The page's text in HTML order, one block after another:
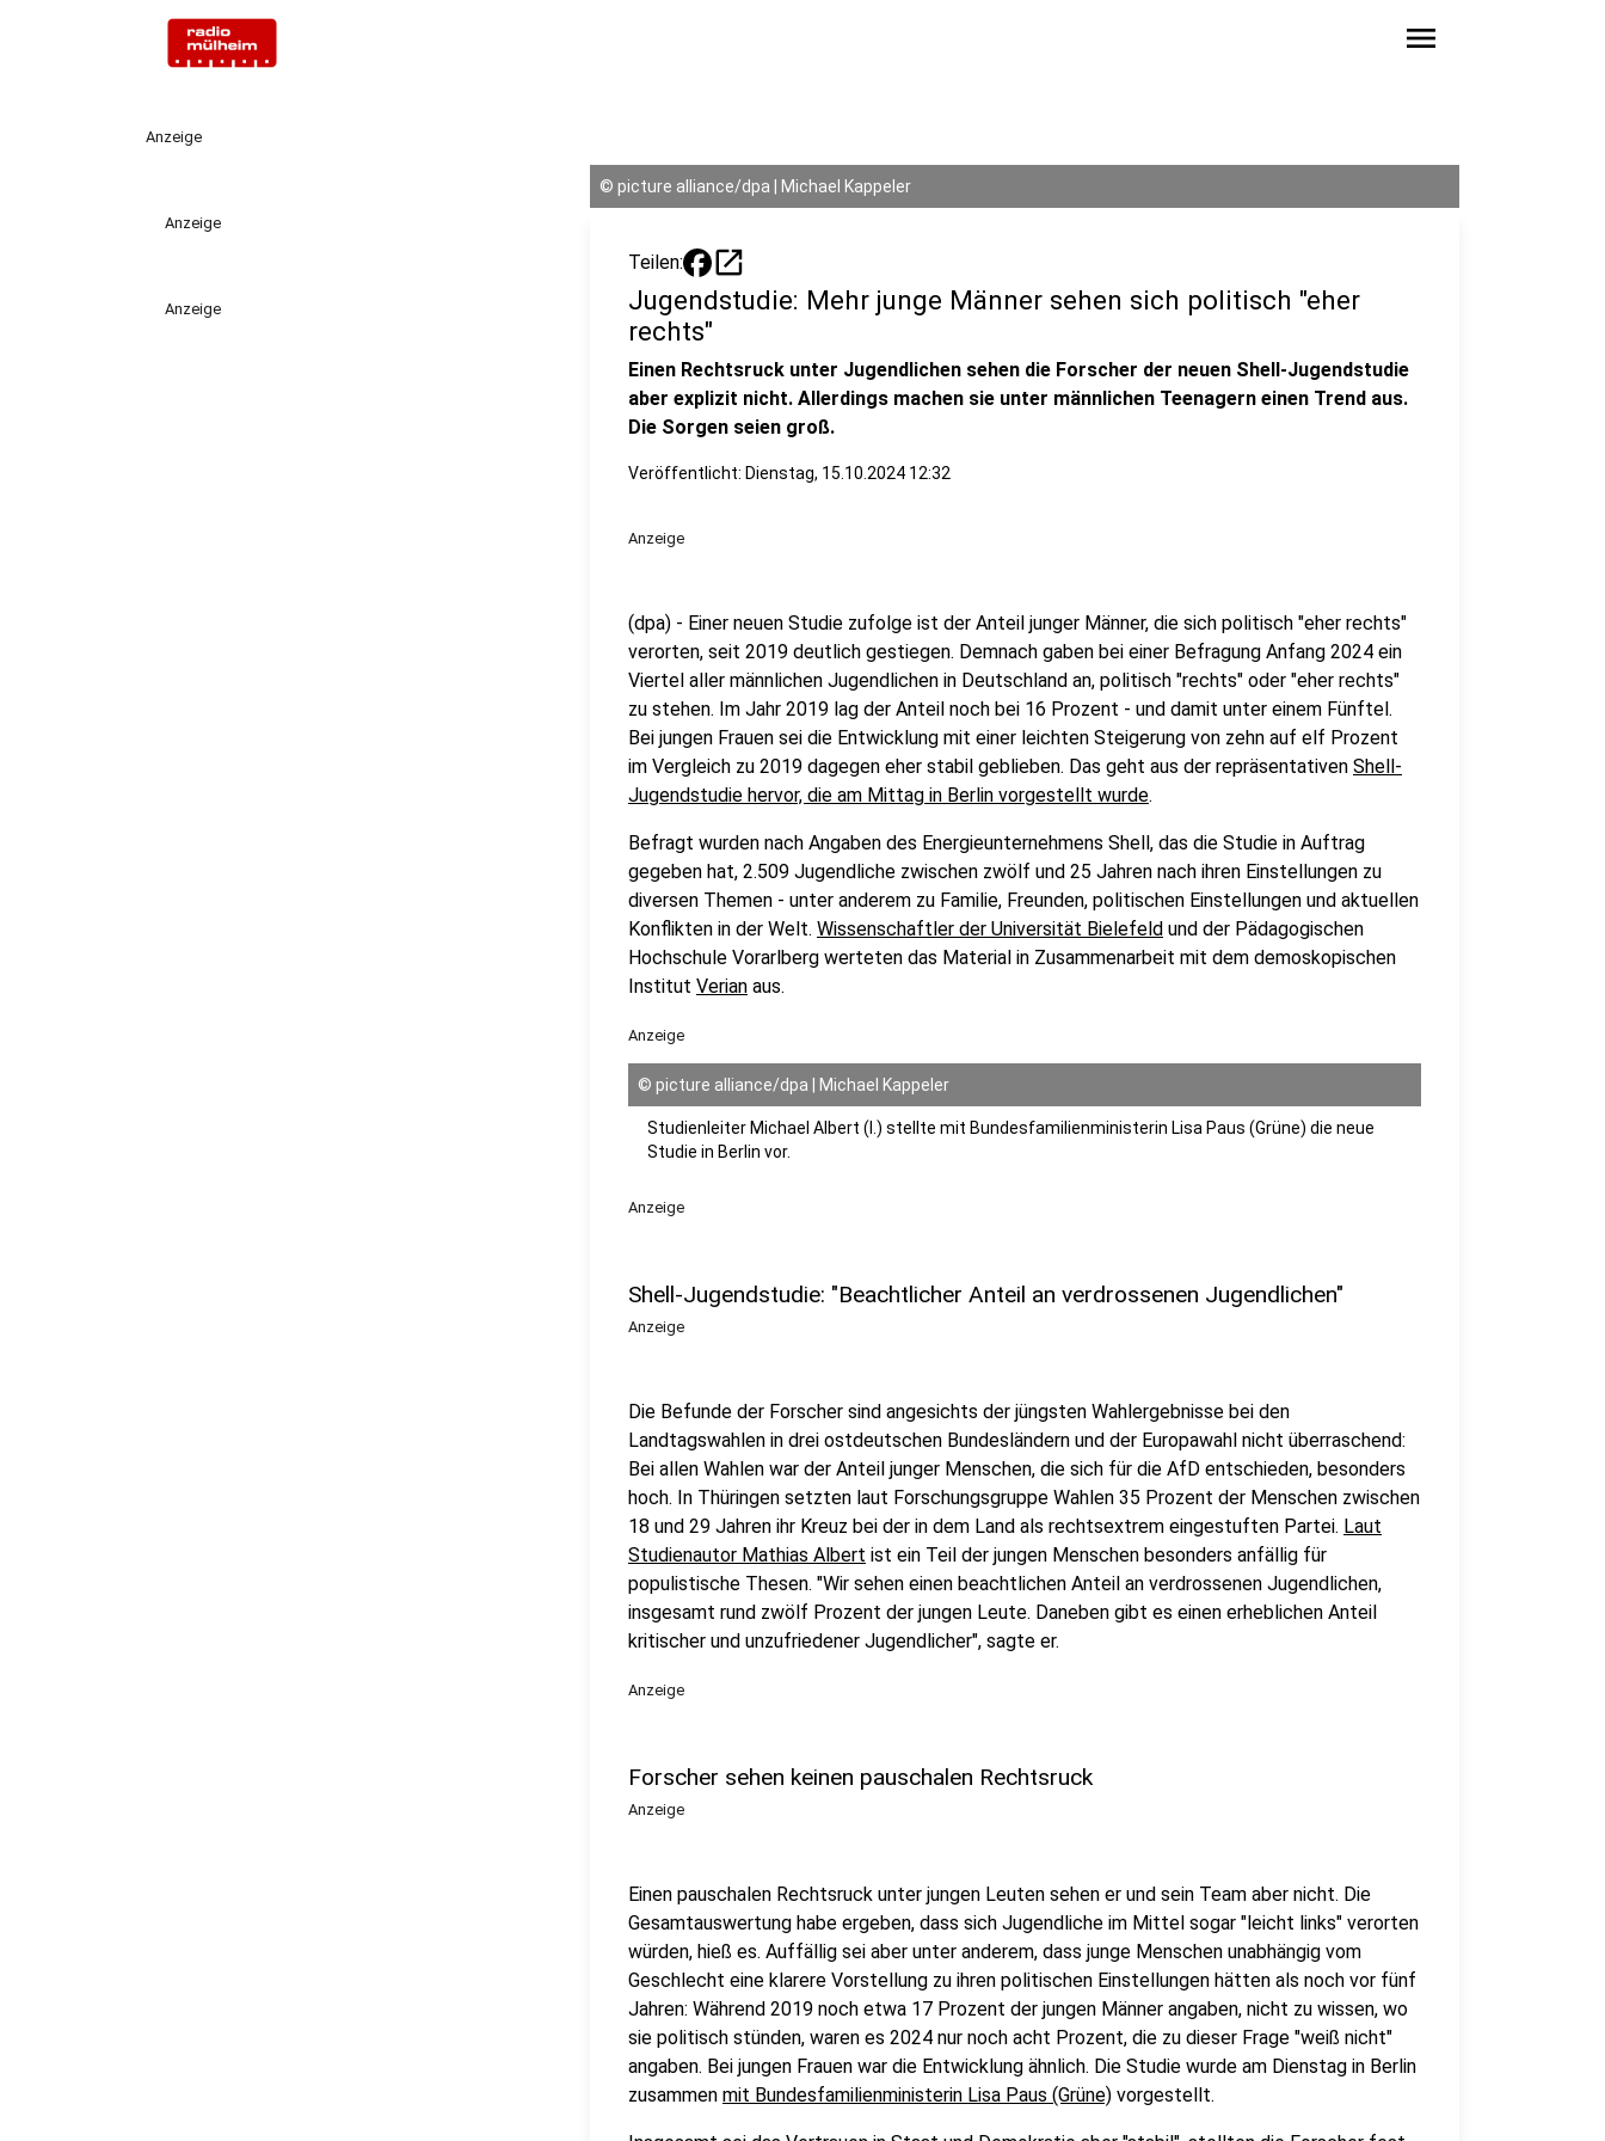
menu
Anzeige
Anzeige
Anzeige
© picture alliance/dpa | Michael Kappeler
Teilen: open_in_new
Jugendstudie: Mehr junge Männer sehen sich politisch "eher
rechts"
Einen Rechtsruck unter Jugendlichen sehen die Forscher der neuen Shell-Jugendstudie
aber explizit nicht. Allerdings machen sie unter männlichen Teenagern einen Trend aus.
Die Sorgen seien groß.
Veröffentlicht: Dienstag, 15.10.2024 12:32
Anzeige
(dpa) - Einer neuen Studie zufolge ist der Anteil junger Männer, die sich politisch "eher rechts"
verorten, seit 2019 deutlich gestiegen. Demnach gaben bei einer Befragung Anfang 2024 ein
Viertel aller männlichen Jugendlichen in Deutschland an, politisch "rechts" oder "eher rechts"
zu stehen. Im Jahr 2019 lag der Anteil noch bei 16 Prozent - und damit unter einem Fünftel.
Bei jungen Frauen sei die Entwicklung mit einer leichten Steigerung von zehn auf elf Prozent
im Vergleich zu 2019 dagegen eher stabil geblieben. Das geht aus der repräsentativen Shell-
Jugendstudie hervor, die am Mittag in Berlin vorgestellt wurde.
Befragt wurden nach Angaben des Energieunternehmens Shell, das die Studie in Auftrag
gegeben hat, 2.509 Jugendliche zwischen zwölf und 25 Jahren nach ihren Einstellungen zu
diversen Themen - unter anderem zu Familie, Freunden, politischen Einstellungen und aktuellen
Konflikten in der Welt. Wissenschaftler der Universität Bielefeld und der Pädagogischen
Hochschule Vorarlberg werteten das Material in Zusammenarbeit mit dem demoskopischen
Institut Verian aus.
Anzeige
© picture alliance/dpa | Michael Kappeler
Studienleiter Michael Albert (l.) stellte mit Bundesfamilienministerin Lisa Paus (Grüne) die neue
Studie in Berlin vor.
Anzeige
Shell-Jugendstudie: "Beachtlicher Anteil an verdrossenen Jugendlichen"
Anzeige
Die Befunde der Forscher sind angesichts der jüngsten Wahlergebnisse bei den
Landtagswahlen in drei ostdeutschen Bundesländern und der Europawahl nicht überraschend:
Bei allen Wahlen war der Anteil junger Menschen, die sich für die AfD entschieden, besonders
hoch. In Thüringen setzten laut Forschungsgruppe Wahlen 35 Prozent der Menschen zwischen
18 und 29 Jahren ihr Kreuz bei der in dem Land als rechtsextrem eingestuften Partei. Laut
Studienautor Mathias Albert ist ein Teil der jungen Menschen besonders anfällig für
populistische Thesen. "Wir sehen einen beachtlichen Anteil an verdrossenen Jugendlichen,
insgesamt rund zwölf Prozent der jungen Leute. Daneben gibt es einen erheblichen Anteil
kritischer und unzufriedener Jugendlicher", sagte er.
Anzeige
Forscher sehen keinen pauschalen Rechtsruck
Anzeige
Einen pauschalen Rechtsruck unter jungen Leuten sehen er und sein Team aber nicht. Die
Gesamtauswertung habe ergeben, dass sich Jugendliche im Mittel sogar "leicht links" verorten
würden, hieß es. Auffällig sei aber unter anderem, dass junge Menschen unabhängig vom
Geschlecht eine klarere Vorstellung zu ihren politischen Einstellungen hätten als noch vor fünf
Jahren: Während 2019 noch etwa 17 Prozent der jungen Männer angaben, nicht zu wissen, wo
sie politisch stünden, waren es 2024 nur noch acht Prozent, die zu dieser Frage "weiß nicht"
angaben. Bei jungen Frauen war die Entwicklung ähnlich. Die Studie wurde am Dienstag in Berlin
zusammen mit Bundesfamilienministerin Lisa Paus (Grüne) vorgestellt.